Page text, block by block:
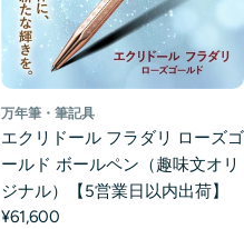
万年筆・筆記具
エクリドール フラダリ ローズゴ
ールド ボールペン（趣味文オリ
ジナル）【5営業日以内出荷】
¥61,600